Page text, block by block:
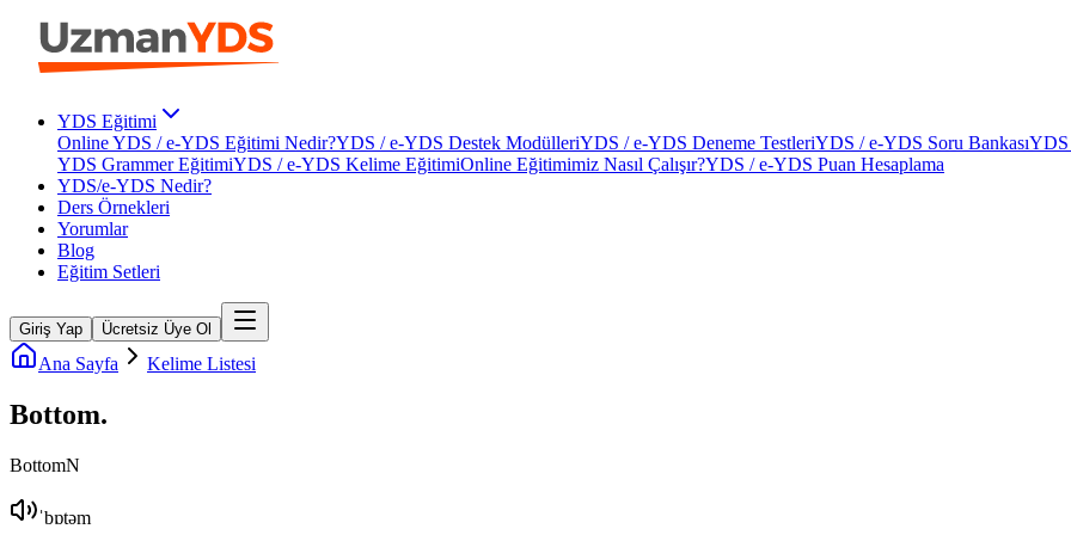
YDS Eğitimi
Online YDS / e-YDS Eğitimi Nedir?YDS / e-YDS Destek ModülleriYDS / e-YDS Deneme TestleriYDS / e-YDS Soru BankasıYDS
YDS Grammer EğitimiYDS / e-YDS Kelime EğitimiOnline Eğitimimiz Nasıl Çalışır?YDS / e-YDS Puan Hesaplama
YDS/e-YDS Nedir?
Ders Örnekleri
Yorumlar
Blog
Eğitim Setleri
Giriş Yap Ücretsiz Üye Ol
Ana Sayfa Kelime Listesi
Bottom.
BottomN
ˈbɒtəm